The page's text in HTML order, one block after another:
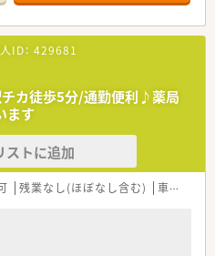
ID： 429681
チカ徒歩5分/通勤便利♪薬局
ます
ストに追加
残業なし(ほぼなし含む) 車通勤可